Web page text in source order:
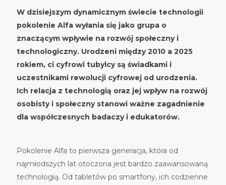
W dzisiejszym dynamicznym świecie technologii
pokolenie Alfa wyłania się jako grupa o
znaczącym wpływie na rozwój społeczny i
technologiczny. Urodzeni między 2010 a 2025
rokiem, ci cyfrowi tubylcy są świadkami i
uczestnikami rewolucji cyfrowej od urodzenia.
Ich relacja z technologią oraz jej wpływ na rozwój
osobisty i społeczny stanowi ważne zagadnienie
dla współczesnych badaczy i edukatorów.
Pokolenie Alfa to pierwsza generacja, która od
najmłodszych lat otoczona jest bardzo zaawansowaną
technologią. Od tabletów po smartfony, ich codzienne